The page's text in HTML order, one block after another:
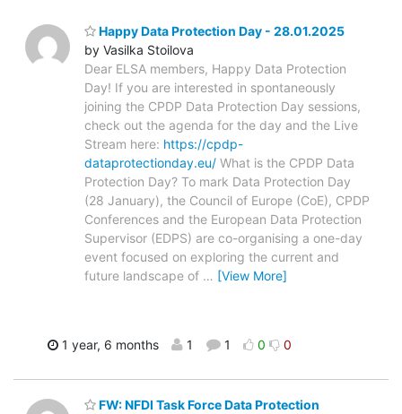
Happy Data Protection Day - 28.01.2025
by Vasilka Stoilova
Dear ELSA members, Happy Data Protection
Day! If you are interested in spontaneously
joining the CPDP Data Protection Day sessions,
check out the agenda for the day and the Live
Stream here: https://cpdp-
dataprotectionday.eu/ What is the CPDP Data
Protection Day? To mark Data Protection Day
(28 January), the Council of Europe (CoE), CPDP
Conferences and the European Data Protection
Supervisor (EDPS) are co-organising a one-day
event focused on exploring the current and
future landscape of … [View More]
1 year, 6 months 1 1 0 0
FW: NFDI Task Force Data Protection